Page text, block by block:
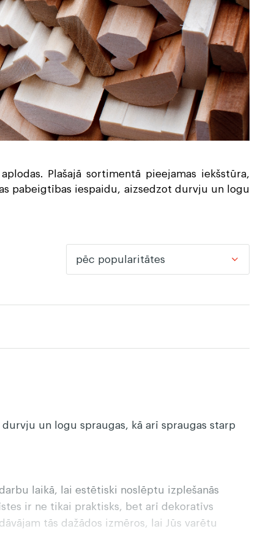
Dekoratīvie koka paneļi
Plašajā sortimentā pieejamas iekšstūra,
pabeigtības iespaidu, aizsedzot durvju un logu
pēc popularitātes
un logu spraugas, kā arī spraugas starp
laikā, lai estētiski noslēptu izplešanās
ir ne tikai praktisks, bet arī dekoratīvs
tās dažādos izmēros, lai Jūs varētu